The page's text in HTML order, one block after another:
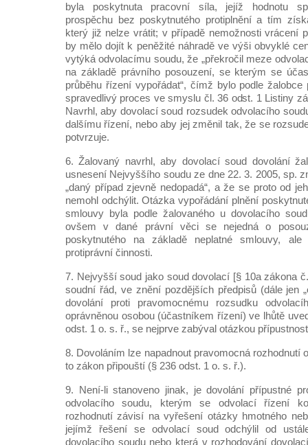
byla poskytnuta pracovní síla, jejíž hodnotu
prospěchu bez poskytnutého protiplnění a tím
který již nelze vrátit; v případě nemožnosti vrácení
by mělo dojít k peněžité náhradě ve výši obvyklé
vytýká odvolacímu soudu, že „překročil meze
na základě právního posouzení, se kterým se
průběhu řízení vypořádat“, čímž bylo podle žalobce
spravedlivý proces ve smyslu čl. 36 odst. 1 Listiny
Navrhl, aby dovolací soud rozsudek odvolacího
dalšímu řízení, nebo aby jej změnil tak, že se
potvrzuje.
6. Žalovaný navrhl, aby dovolací soud dovolání
usnesení Nejvyššího soudu ze dne 22. 3. 2005, sp.
„daný případ zjevně nedopadá“, a že se proto od
nemohl odchýlit. Otázka vypořádání plnění
smlouvy byla podle žalovaného u dovolacího
ovšem v dané právní věci se nejedná o
poskytnutého na základě neplatné smlouvy,
protiprávní činnosti.
7. Nejvyšší soud jako soud dovolací [§ 10a zákona
soudní řád, ve znění pozdějších předpisů (dále jen
dovolání proti pravomocnému rozsudku
oprávněnou osobou (účastníkem řízení) ve lhůtě
odst. 1 o. s. ř., se nejprve zabýval otázkou
8. Dovoláním lze napadnout pravomocná rozhodnutí
to zákon připouští (§ 236 odst. 1 o. s. ř.).
9. Není-li stanoveno jinak, je dovolání přípustné
odvolacího soudu, kterým se odvolací řízení
rozhodnutí závisí na vyřešení otázky hmotného
jejímž řešení se odvolací soud odchýlil od
dovolacího soudu nebo která v rozhodování